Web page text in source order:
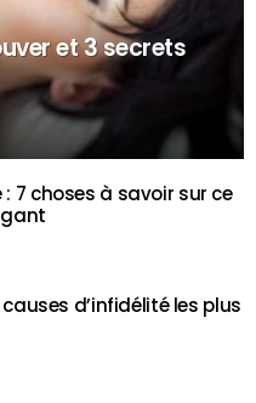
et 3 secrets
7 choses à savoir sur ce
d’infidélité les plus